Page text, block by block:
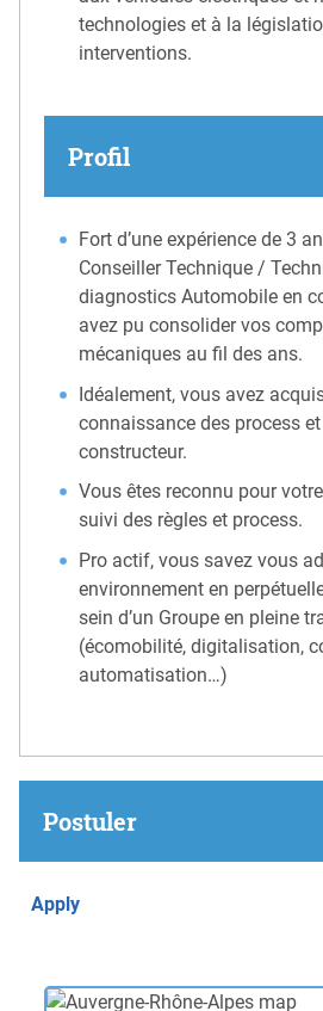
technologies et à la
interventions.
Profil
Fort d’une expérience de 3
Conseiller Technique /
diagnostics Automobile en
avez pu consolider vos
mécaniques au fil des ans.
Idéalement, vous avez
connaissance des process
constructeur.
Vous êtes reconnu pour
suivi des règles et process.
Pro actif, vous savez vous
environnement en
sein d’un Groupe en pleine
(écomobilité, digitalisation,
automatisation…)
Postuler
Apply